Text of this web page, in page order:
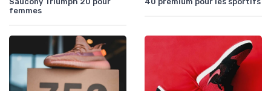
femmes